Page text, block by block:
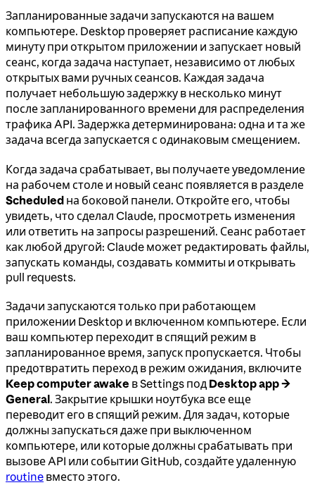
Запланированные задачи запускаются на вашем
компьютере. Desktop проверяет расписание каждую
минуту при открытом приложении и запускает новый
сеанс, когда задача наступает, независимо от любых
открытых вами ручных сеансов. Каждая задача
получает небольшую задержку в несколько минут
после запланированного времени для распределения
трафика API. Задержка детерминирована: одна и та же
задача всегда запускается с одинаковым смещением.
Когда задача срабатывает, вы получаете уведомление
на рабочем столе и новый сеанс появляется в разделе
Scheduled на боковой панели. Откройте его, чтобы
увидеть, что сделал Claude, просмотреть изменения
или ответить на запросы разрешений. Сеанс работает
как любой другой: Claude может редактировать файлы,
запускать команды, создавать коммиты и открывать
pull requests.
Задачи запускаются только при работающем
приложении Desktop и включенном компьютере. Если
ваш компьютер переходит в спящий режим в
запланированное время, запуск пропускается. Чтобы
предотвратить переход в режим ожидания, включите
Keep computer awake в Settings под Desktop app →
General. Закрытие крышки ноутбука все еще
переводит его в спящий режим. Для задач, которые
должны запускаться даже при выключенном
компьютере, или которые должны срабатывать при
вызове API или событии GitHub, создайте удаленную
routine вместо этого.